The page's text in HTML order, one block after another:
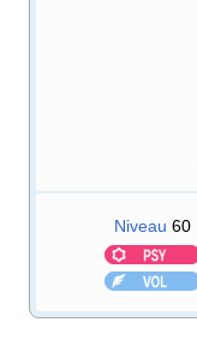
Niveau 60